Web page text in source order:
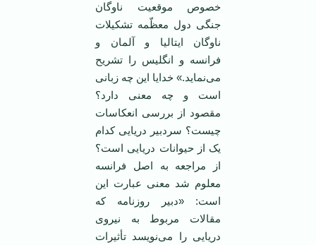
خصوص موقعیت ناوگان
جنگی دول معظّمه تشکیلات
ناوگان ایتالیا و آلمان و
فرانسه و انگلیس را تشریح
می‌نماید.» خدایا این چه زبانی
است و چه معنی دارد؟
مقصود از بررسی انعکاسات
چیست؟ سردبیر دریایی کدام
یک از حیوانات دریایی است؟
از مراجعه به اصل فرانسه
معلوم شد معنی عبارت این
است: «دبیر روزنامه که
مقالات مربوط به نیروی
دریایی را می‌نویسد تأثیرات